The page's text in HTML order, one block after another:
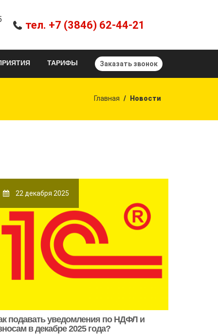
тел. +7 (3846) 62-44-21
ТАРИФЫ Заказать звонок
Главная Новости
22 декабря 2025
подавать уведомления по НДФЛ и
в декабре 2025 года?